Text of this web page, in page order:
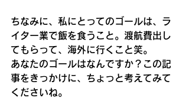
ちなみに、私にとってのゴールは、ラ
イター業で飯を食うこと。渡航費出し
てもらって、海外に行くこと笑。
あなたのゴールはなんですか？この記
事をきっかけに、ちょっと考えてみて
くださいね。